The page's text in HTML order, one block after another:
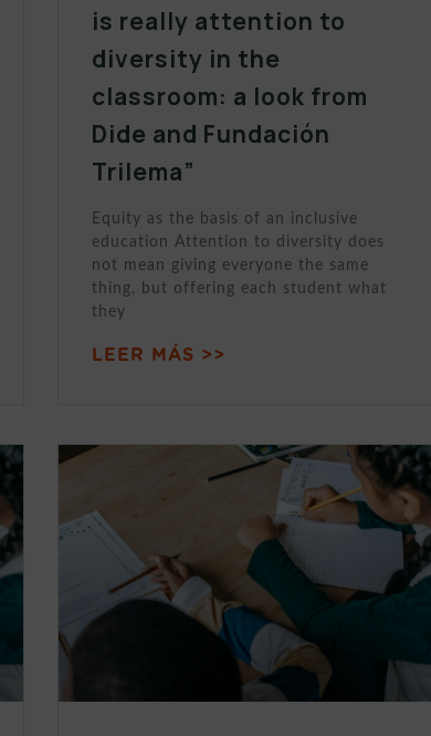
is really attention to
diversity in the
classroom: a look from
Dide and Fundación
Trilema”
Equity as the basis of an inclusive
education Attention to diversity does
not mean giving everyone the same
thing, but offering each student what
they
LEER MÁS >>